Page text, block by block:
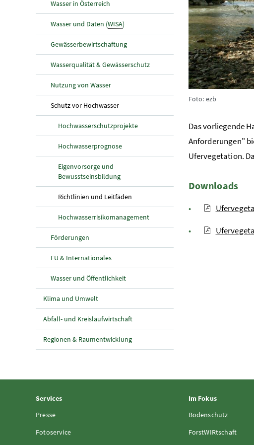
Wasser in Österreich
Wasser und Daten (WISA)
Gewässerbewirtschaftung
Wasserqualität & Gewässerschutz
Nutzung von Wasser
Schutz vor Hochwasser(aktuelle Seite)
Hochwasserschutzprojekte
Hochwasserprognose
Eigenvorsorge und
Bewusstseinsbildung
Richtlinien und Leitfäden(aktuelle Seite)
Hochwasserrisikomanagement
Förderungen
EU & Internationales
Wasser und Öffentlichkeit
Klima und Umwelt
Abfall- und Kreislaufwirtschaft
Regionen & Raumentwicklung
Foto: ezb
Das vorliegende
Anforderungen"
Ufervegetation.
Downloads
Services
Presse
Fotoservice
Im Fokus
Bodenschutz
ForstWIRtschaft